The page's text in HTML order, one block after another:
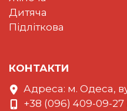
Дитяча
Підліткова
КОНТАКТИ
Адреса: м. Одеса,
+38 (096) 409-09-27